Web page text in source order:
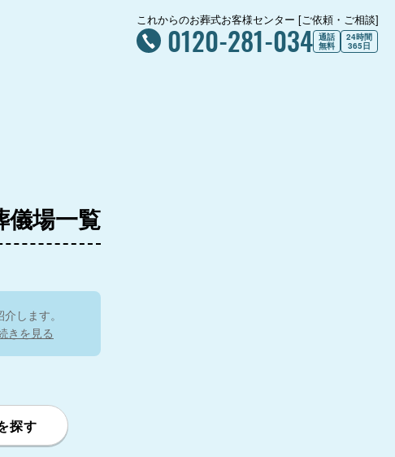
これからのお葬式お客様センター [ご依頼・ご相談]
0120-281-034 通話
無料
24時間
365日
儀場一覧
します。
きを見る
探す